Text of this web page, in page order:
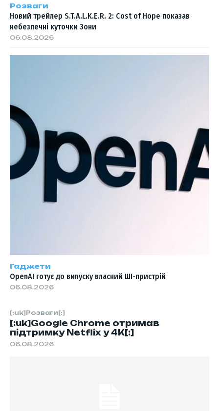
[:uk]Розваги[:]
[:uk]Google Chrome отримав
підтримку Netflix у 4K[:]
06.08.2026
Розваги
Новий трейлер S.T.A.L.K.E.R. 2: Cost of Hope показав
небезпечні куточки Зони
06.08.2026
Гаджети
OpenAI готує до випуску власний ШІ-пристрій
06.08.2026